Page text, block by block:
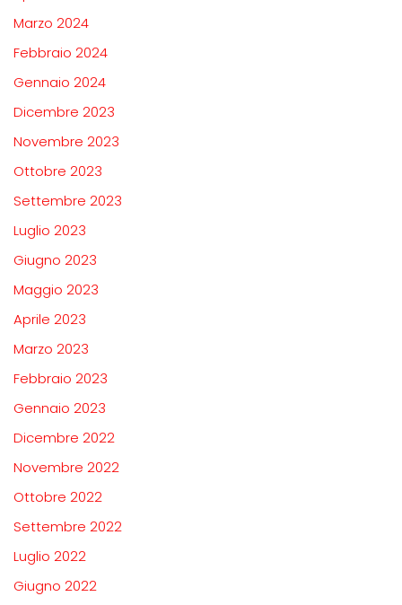
Marzo 2024
Febbraio 2024
Gennaio 2024
Dicembre 2023
Novembre 2023
Ottobre 2023
Settembre 2023
Luglio 2023
Giugno 2023
Maggio 2023
Aprile 2023
Marzo 2023
Febbraio 2023
Gennaio 2023
Dicembre 2022
Novembre 2022
Ottobre 2022
Settembre 2022
Luglio 2022
Giugno 2022